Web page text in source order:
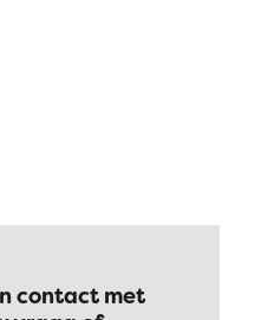
contact met